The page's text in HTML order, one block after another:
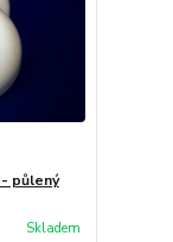
půlený
Skladem